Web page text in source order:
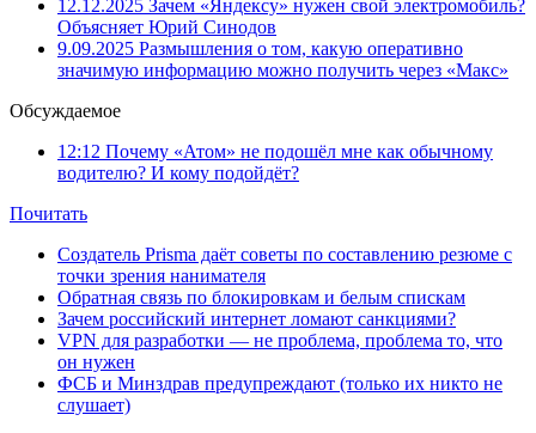
12.12.2025 Зачем «Яндексу» нужен свой электромобиль?
Объясняет Юрий Синодов
9.09.2025 Размышления о том, какую оперативно
значимую информацию можно получить через «Макс»
Обсуждаемое
12:12 Почему «Атом» не подошёл мне как обычному
водителю? И кому подойдёт?
Почитать
Создатель Prisma даёт советы по составлению резюме с
точки зрения нанимателя
Обратная связь по блокировкам и белым спискам
Зачем российский интернет ломают санкциями?
VPN для разработки — не проблема, проблема то, что
он нужен
ФСБ и Минздрав предупреждают (только их никто не
слушает)